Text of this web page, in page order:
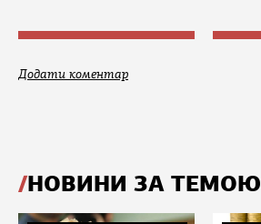
Додати коментар
НОВИНИ ЗА ТЕМОЮ